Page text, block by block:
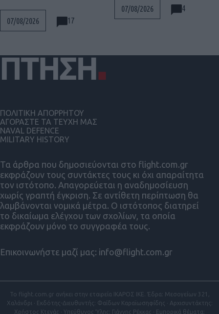
07/08/2026 17
07/08/2026 4
Τα άρθρα που δημοσιεύονται στο flight.com.gr
εκφράζουν τους συντάκτες τους κι όχι απαραίτητα
τον ιστότοπο. Απαγορεύεται η αναδημοσίευση
χωρίς γραπτή έγκριση. Σε αντίθετη περίπτωση θα
λαμβάνονται νομικά μέτρα. Ο ιστότοπος διατηρεί
το δικαίωμα ελέγχου των σχολίων, τα οποία
εκφράζουν μόνο το συγγραφέα τους.
Επικοινωνήστε μαζί μας: info@flight.com.gr
ΠΟΛΙΤΙΚΗ ΑΠΟΡΡΗΤΟΥ
ΑΓΟΡΑΣΤΕ ΤΑ ΤΕΥΧΗ ΜΑΣ
NAVAL DEFENCE
MILITARY HISTORY
Το flight.com.gr ανήκει στην εταιρεία ΙΚΑΡΟΣ ΙΚΕ. Έδρα: Μεσογείων 321,
Χαλάνδρι · Εκδότης-Διευθυντής: Φαίδων Καραϊωσηφίδης · Αρχισυντάκτης:
Χρήστος Κτενάς · Υπεύθυνος Ύλης: Γιάννης Ρέκκας · Εμπορικά θέματα: